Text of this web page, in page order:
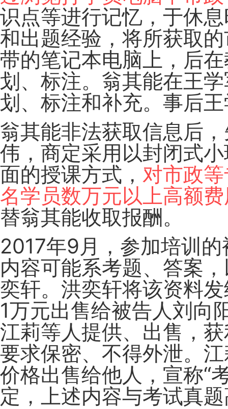
识点等进行记忆，于休
和出题经验，将所获取
带的笔记本电脑上，后
划、标注。翁其能在王
划、标注和补充。事后
翁其能非法获取信息后
伟，商定采用以封闭式
面的授课方式， 对市政
名学员数万元以上高额
替翁其能收取报酬。
2017年9月，参加培训
内容可能系考题、答案
奕轩。洪奕轩将该资料
1万元出售给被告人刘向
江莉等人提供、出售，
要求保密、不得外泄。
价格出售给他人，宣称“
定，上述内容与考试真